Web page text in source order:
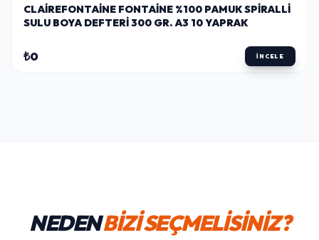
CLAIREFONTAINE FONTAINE %100 PAMUK SPIRALLI
SULU BOYA DEFTERI 300 GR. A3 10 YAPRAK
₺0 İNCELE
NEDENBİZİ SEÇMELİSİNİZ?